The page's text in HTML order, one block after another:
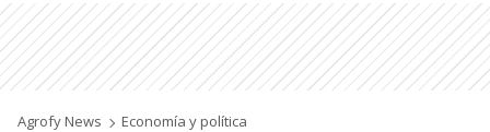
Agrofy News Economía y política